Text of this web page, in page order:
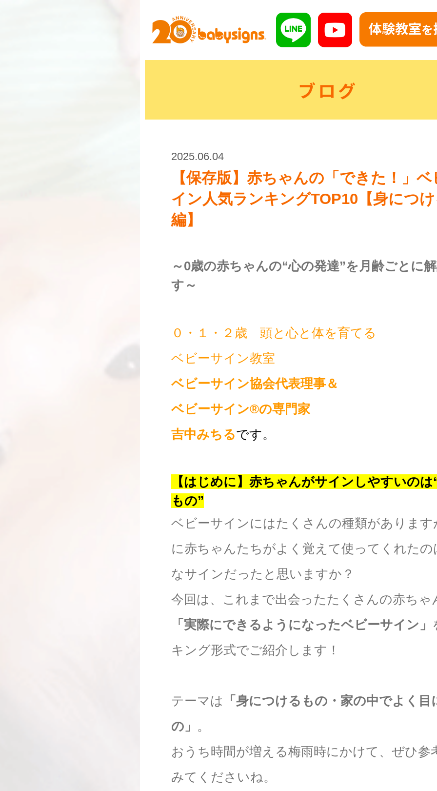
ブログ
2025.06.04
【保存版】赤ちゃんの「できた！」
イン人気ランキングTOP10【身につ
編】
～0歳の赤ちゃんの“心の発達”を月齢ごとに
す～
０・１・２歳 頭と心と体を育てる
ベビーサイン教室
ベビーサイン協会代表理事＆
ベビーサイン®の専門家
吉中みちるです。
【はじめに】赤ちゃんがサインしやすいのは
もの”
ベビーサインにはたくさんの種類があります
に赤ちゃんたちがよく覚えて使ってくれたの
なサインだったと思いますか？
今回は、これまで出会ったたくさんの赤ちゃ
「実際にできるようになったベビーサイン」
キング形式でご紹介します！
テーマは 「身につけるもの・家の中でよく目
の」 。
おうち時間が増える梅雨時にかけて、ぜひ参
みてくださいね。